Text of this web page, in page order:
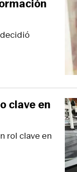
rol clave en
clave en